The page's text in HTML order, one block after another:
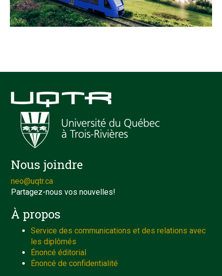
Nous joindre
neo@uqtr.ca
Partagez-nous vos nouvelles!
À propos
Service des communications et des relations avec
les diplômés
Énoncé éditorial
Énoncé de confidentialité